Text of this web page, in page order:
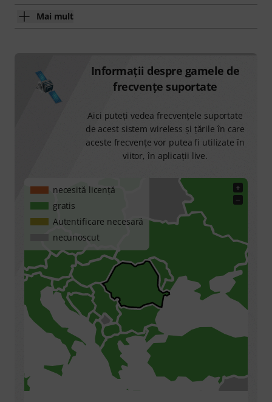
Mai mult
Informaţii despre gamele de
frecvenţe suportate
Aici puteţi vedea frecvenţele suportate
de acest sistem wireless şi ţările în care
aceste frecvenţe vor putea fi utilizate în
viitor, în aplicaţii live.
+
−
necesită licenţă
gratis
Autentificare necesară
necunoscut